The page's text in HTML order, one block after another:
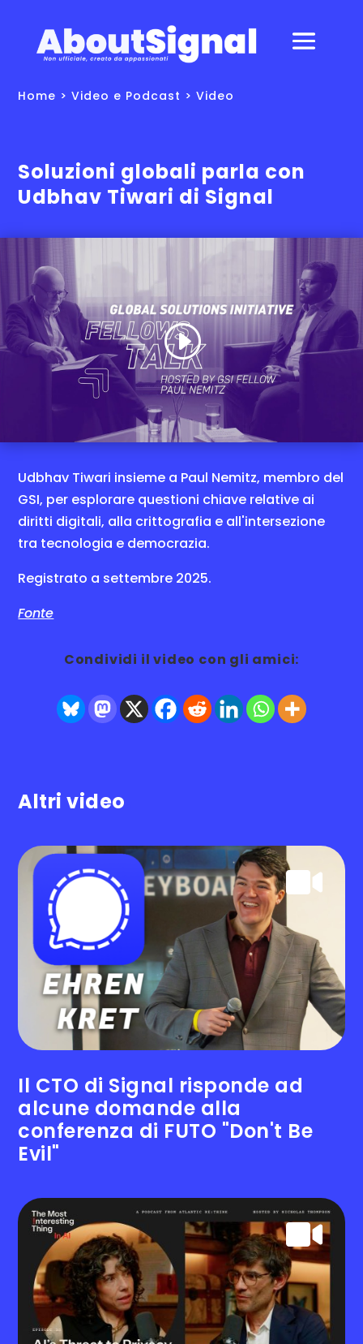
Home >Video e Podcast >Video
Soluzioni globali parla con
Udbhav Tiwari di Signal
Leggi la nostra Informativa sui Cookie
e clicca 'Accetto' per abilitare
YouTube, oppure visita la fonte
menzionata nel testo.
Informativa sui cookie
Accetto
Udbhav Tiwari insieme a Paul Nemitz, membro del
GSI, per esplorare questioni chiave relative ai
diritti digitali, alla crittografia e all'intersezione
tra tecnologia e democrazia.
Registrato a settembre 2025.
Fonte
Condividi il video con gli amici:
Altri video
Il CTO di Signal risponde ad
alcune domande alla
conferenza di FUTO "Don't Be
Evil"